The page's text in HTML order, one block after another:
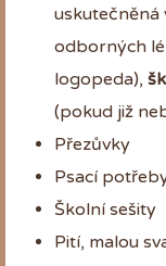
uskutečněná
odborných
logopeda),
(pokud již
Přezůvky
Psací
Školní sešity
Pití, malou